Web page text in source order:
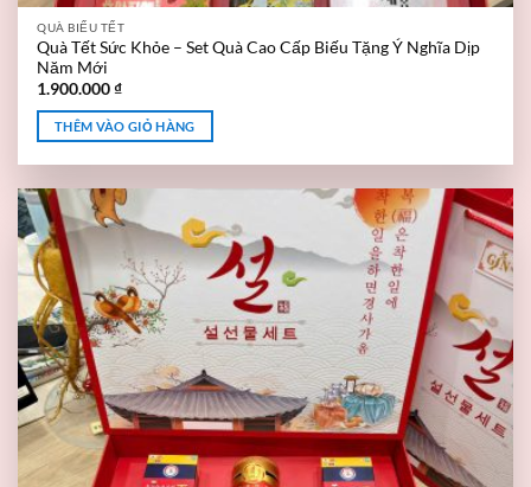
QUÀ BIẾU TẾT
Quà Tết Sức Khỏe – Set Quà Cao Cấp Biếu Tặng Ý Nghĩa Dịp
Năm Mới
1.900.000₫
THÊM VÀO GIỎ HÀNG